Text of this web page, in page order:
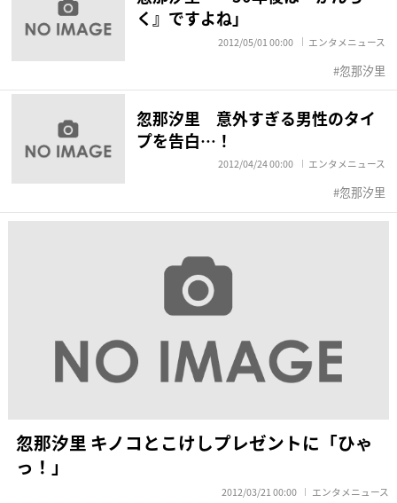
く』ですよね」
2012/05/01 00:00 エンタメニュース
忽那汐里
忽那汐里 意外すぎる男性のタイ
プを告白…！
2012/04/24 00:00 エンタメニュース
忽那汐里
忽那汐里 キノコとこけしプレゼントに「ひゃ
っ！」
2012/03/21 00:00 エンタメニュース